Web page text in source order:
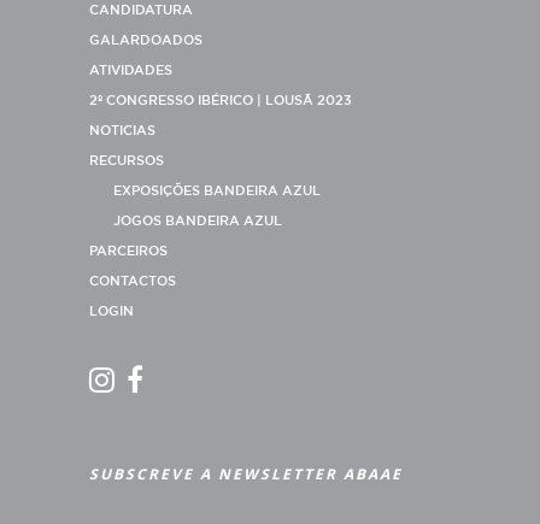
CANDIDATURA
GALARDOADOS
ATIVIDADES
2º CONGRESSO IBÉRICO | LOUSÃ 2023
NOTICIAS
RECURSOS
EXPOSIÇÕES BANDEIRA AZUL
JOGOS BANDEIRA AZUL
PARCEIROS
CONTACTOS
LOGIN
SUBSCREVE A NEWSLETTER ABAAE